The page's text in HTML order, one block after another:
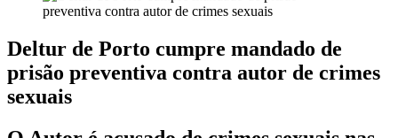
Deltur de Porto cumpre mandado de
prisão preventiva contra autor de crimes
sexuais